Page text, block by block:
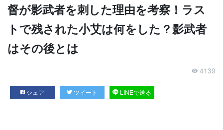
督が影武者を刺した理由を考察！ラス
トで残された小艾は何をした？影武者
はその後とは
4139
シェア ツイート LINEで送る